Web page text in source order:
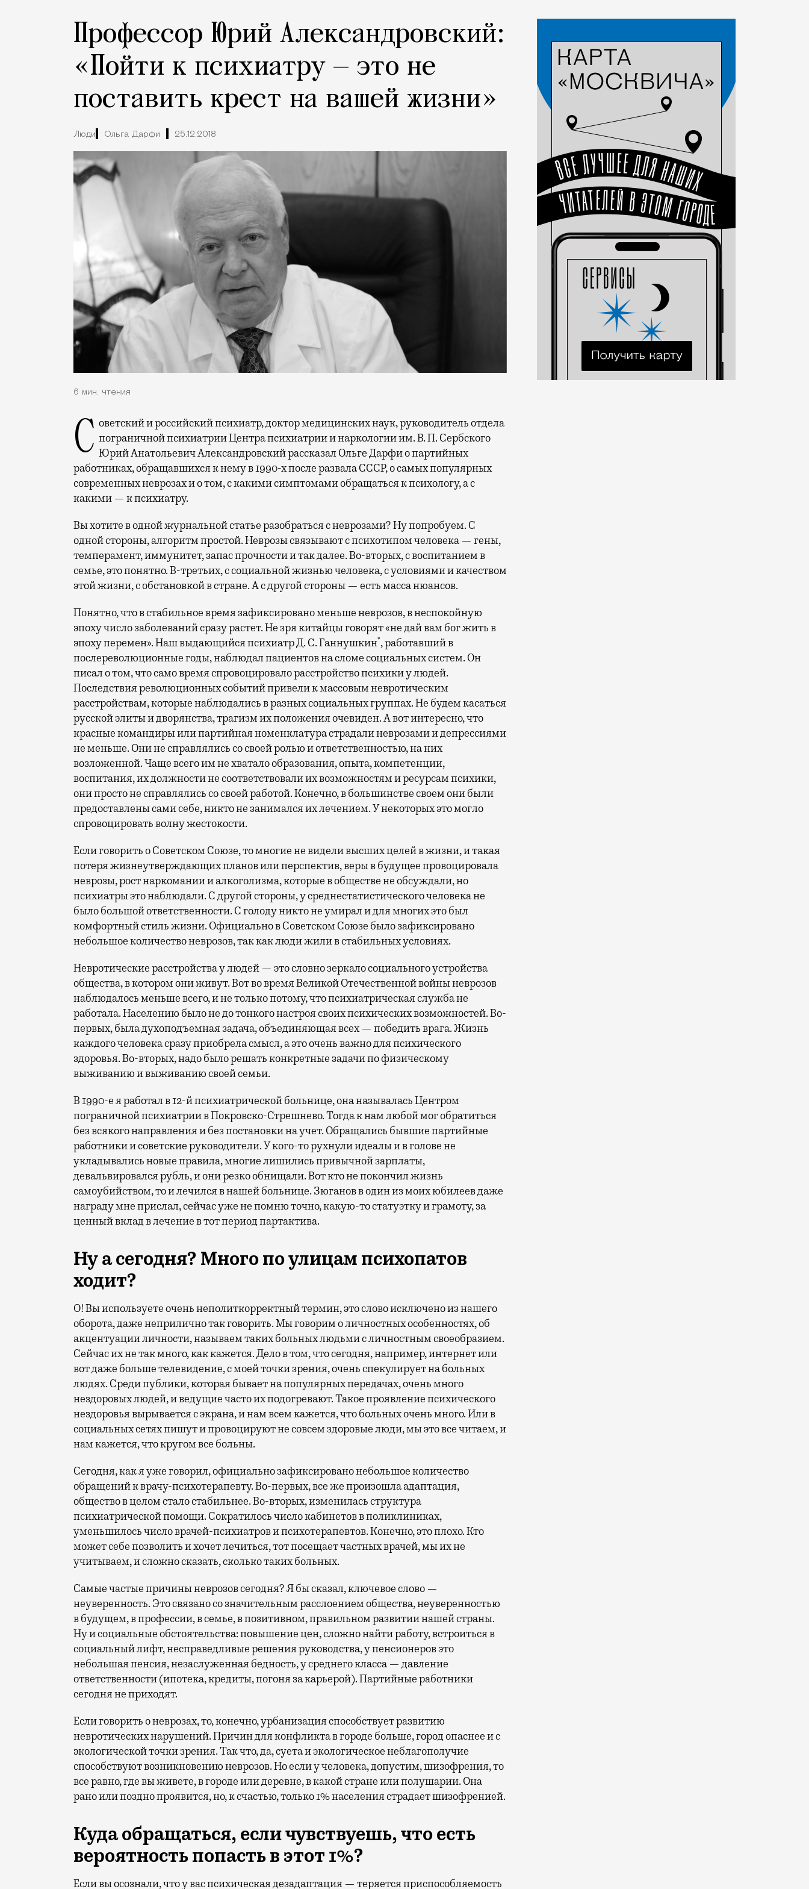
Профессор Юрий Александровский:
«Пойти к психиатру — это не
поставить крест на вашей жизни»
Люди Ольга Дарфи 25.12.2018
6 мин. чтения
Советский и российский психиатр, доктор медицинских наук, руководитель отдела пограничной психиатрии Центра психиатрии и наркологии им. В. П. Сербского
Юрий Анатольевич Александровский рассказал Ольге Дарфи о партийных
работниках, обращавшихся к нему в 1990-х после развала СССР, о самых популярных
современных неврозах и о том, с какими симптомами обращаться к психологу, а с
какими — к психиатру.
Вы хотите в одной журнальной статье разобраться с неврозами? Ну попробуем. С
одной стороны, алгоритм простой. Неврозы связывают с психотипом человека — гены,
темперамент, иммунитет, запас прочности и так далее. Во-вторых, с воспитанием в
семье, это понятно. В-третьих, с социальной жизнью человека, с условиями и качеством
этой жизни, с обстановкой в стране. А с другой стороны — есть масса нюансов.
Понятно, что в стабильное время зафиксировано меньше неврозов, в неспокойную
эпоху число заболеваний сразу растет. Не зря китайцы говорят «не дай вам бог жить в
эпоху перемен». Наш выдающийся психиатр Д. С. Ганнушкин*, работавший в
послереволюционные годы, наблюдал пациентов на сломе социальных систем. Он
писал о том, что само время спровоцировало расстройство психики у людей.
Последствия революционных событий привели к массовым невротическим
расстройствам, которые наблюдались в разных социальных группах. Не будем касаться
русской элиты и дворянства, трагизм их положения очевиден. А вот интересно, что
красные командиры или партийная номенклатура страдали неврозами и депрессиями
не меньше. Они не справлялись со своей ролью и ответственностью, на них
возложенной. Чаще всего им не хватало образования, опыта, компетенции,
воспитания, их должности не соответствовали их возможностям и ресурсам психики,
они просто не справлялись со своей работой. Конечно, в большинстве своем они были
предоставлены сами себе, никто не занимался их лечением. У некоторых это могло
спровоцировать волну жестокости.
Если говорить о Советском Союзе, то многие не видели высших целей в жизни, и такая
потеря жизнеутверждающих планов или перспектив, веры в будущее провоцировала
неврозы, рост наркомании и алкоголизма, которые в обществе не обсуждали, но
психиатры это наблюдали. С другой стороны, у среднестатистического человека не
было большой ответственности. С голоду никто не умирал и для многих это был
комфортный стиль жизни. Официально в Советском Союзе было зафиксировано
небольшое количество неврозов, так как люди жили в стабильных условиях.
Невротические расстройства у людей — это словно зеркало социального устройства
общества, в котором они живут. Вот во время Великой Отечественной войны неврозов
наблюдалось меньше всего, и не только потому, что психиатрическая служба не
работала. Населению было не до тонкого настроя своих психических возможностей. Во-
первых, была духоподъемная задача, объединяющая всех — победить врага. Жизнь
каждого человека сразу приобрела смысл, а это очень важно для психического
здоровья. Во-вторых, надо было решать конкретные задачи по физическому
выживанию и выживанию своей семьи.
В 1990-е я работал в 12-й психиатрической больнице, она называлась Центром
пограничной психиатрии в Покровско-Стрешнево. Тогда к нам любой мог обратиться
без всякого направления и без постановки на учет. Обращались бывшие партийные
работники и советские руководители. У кого-то рухнули идеалы и в голове не
укладывались новые правила, многие лишились привычной зарплаты,
девальвировался рубль, и они резко обнищали. Вот кто не покончил жизнь
самоубийством, то и лечился в нашей больнице. Зюганов в один из моих юбилеев даже
награду мне прислал, сейчас уже не помню точно, какую-то статуэтку и грамоту, за
ценный вклад в лечение в тот период партактива.
Ну а сегодня? Много по улицам психопатов
ходит?
О! Вы используете очень неполиткорректный термин, это слово исключено из нашего
оборота, даже неприлично так говорить. Мы говорим о личностных особенностях, об
акцентуации личности, называем таких больных людьми с личностным своеобразием.
Сейчас их не так много, как кажется. Дело в том, что сегодня, например, интернет или
вот даже больше телевидение, с моей точки зрения, очень спекулирует на больных
людях. Среди публики, которая бывает на популярных передачах, очень много
нездоровых людей, и ведущие часто их подогревают. Такое проявление психического
нездоровья вырывается с экрана, и нам всем кажется, что больных очень много. Или в
социальных сетях пишут и провоцируют не совсем здоровые люди, мы это все читаем, и
нам кажется, что кругом все больны.
Сегодня, как я уже говорил, официально зафиксировано небольшое количество
обращений к врачу-психотерапевту. Во-первых, все же произошла адаптация,
общество в целом стало стабильнее. Во-вторых, изменилась структура
психиатрической помощи. Сократилось число кабинетов в поликлиниках,
уменьшилось число врачей-психиатров и психотерапевтов. Конечно, это плохо. Кто
может себе позволить и хочет лечиться, тот посещает частных врачей, мы их не
учитываем, и сложно сказать, сколько таких больных.
Самые частые причины неврозов сегодня? Я бы сказал, ключевое слово —
неуверенность. Это связано со значительным расслоением общества, неуверенностью
в будущем, в профессии, в семье, в позитивном, правильном развитии нашей страны.
Ну и социальные обстоятельства: повышение цен, сложно найти работу, встроиться в
социальный лифт, несправедливые решения руководства, у пенсионеров это
небольшая пенсия, незаслуженная бедность, у среднего класса — давление
ответственности (ипотека, кредиты, погоня за карьерой). Партийные работники
сегодня не приходят.
Если говорить о неврозах, то, конечно, урбанизация способствует развитию
невротических нарушений. Причин для конфликта в городе больше, город опаснее и с
экологической точки зрения. Так что, да, суета и экологическое неблагополучие
способствуют возникновению неврозов. Но если у человека, допустим, шизофрения, то
все равно, где вы живете, в городе или деревне, в какой стране или полушарии. Она
рано или поздно проявится, но, к счастью, только 1% населения страдает шизофренией.
Куда обращаться, если чувствуешь, что есть
вероятность попасть в этот 1%?
Если вы осознали, что у вас психическая дезадаптация — теряется приспособляемость